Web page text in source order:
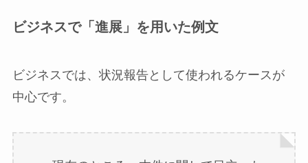
ビジネスで「進展」を用いた例文
ビジネスでは、状況報告として使われるケースが
中心です。